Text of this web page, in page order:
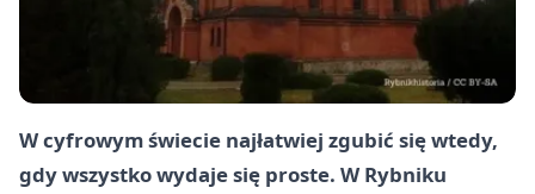
W cyfrowym świecie najłatwiej zgubić się wtedy,
gdy wszystko wydaje się proste. W Rybniku